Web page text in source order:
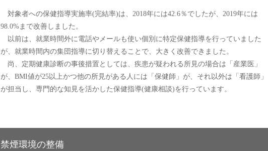
対象者への保健指導実施率(完結率)は、2018年には42.6％でしたが、2019年には
98.0%まで改善しました。
以前は、就業時間外に電話やメールも使い個別に特定保健指導を行っていました
が、就業時間内の集団指導に切り替えることで、大きく改善できました。
尚、定期健康診断の事後措置としては、疾患が疑われる所見の場合は「産業医」
が、BMI値が25以上かつ他の所見がある人には「保健師」が、それ以外は「看護師」
が担当し、専門的な知見を活かした保健指導(健康相談)を行っています。
禁煙環境の整備